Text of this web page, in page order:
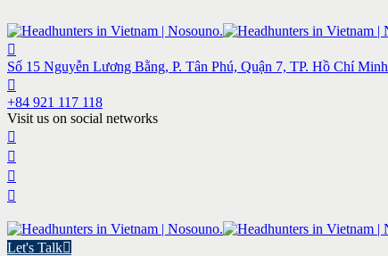
Số 15 Nguyễn Lương Bằng, P. Tân Phú, Quận 7, TP. Hồ Chí Minh
+84 921 117 118
Visit us on social networks
Let's Talk